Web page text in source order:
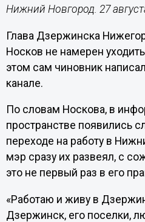
Нижний Новгород. 27
Глава Дзержинска
Носков не намерен
этом сам чиновник
канале.
По словам Носкова, в
пространстве появились
переходе на работу в
мэр сразу их развеял, с
это не первый раз в его
«Работаю и живу в
Дзержинск, его поселки,